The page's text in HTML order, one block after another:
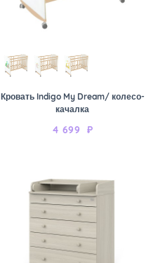
Кровать Indigo My Dream/ колесо-
качалка
4 699 ₽